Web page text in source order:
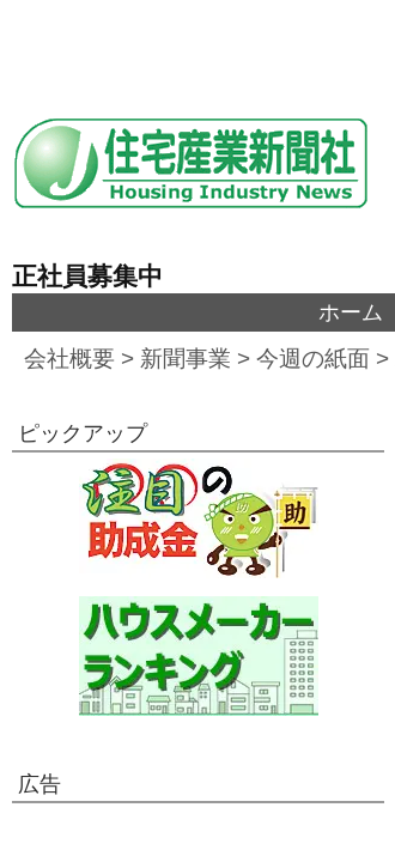
正社員募集中
ホーム
会社概要 > 新聞事業 > 今週の紙面 >
ピックアップ
広告